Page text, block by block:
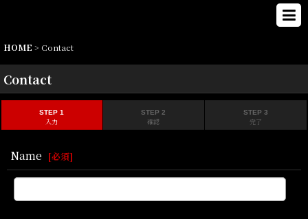
HOME > Contact
Contact
STEP 1
入力
STEP 2
確認
STEP 3
完了
Name [必須]